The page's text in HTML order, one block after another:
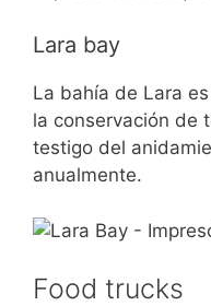
Lara bay
La bahía de Lara
la conservación de
testigo del
anualmente.
Food trucks